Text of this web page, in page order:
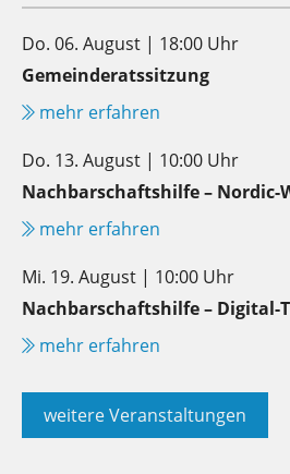
Do. 06. August | 18:00 Uhr
Gemeinderatssitzung
mehr erfahren
Do. 13. August | 10:00 Uhr
Nachbarschaftshilfe – Nordic-
mehr erfahren
Mi. 19. August | 10:00 Uhr
Nachbarschaftshilfe – Digital-
mehr erfahren
weitere Veranstaltungen